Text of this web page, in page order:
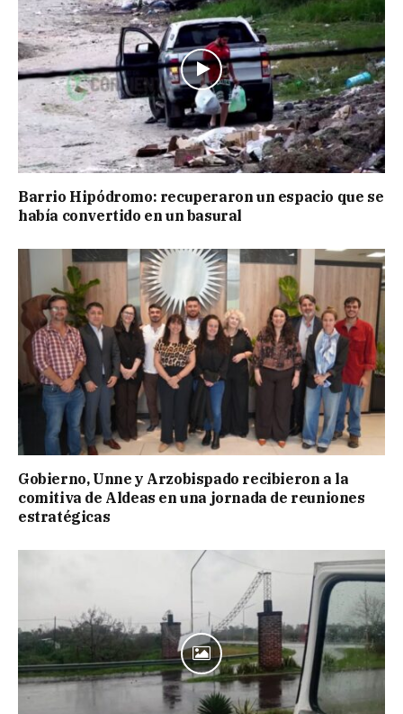
Barrio Hipódromo: recuperaron un espacio que se
había convertido en un basural
Gobierno, Unne y Arzobispado recibieron a la
comitiva de Aldeas en una jornada de reuniones
estratégicas